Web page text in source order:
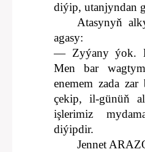
diýip, utanjyndan
Atasynyň
agasy:
— Zyýany ýok.
Men bar
enemem zada
çekip, il-günüň
işlerimiz
diýipdir.
Jennet